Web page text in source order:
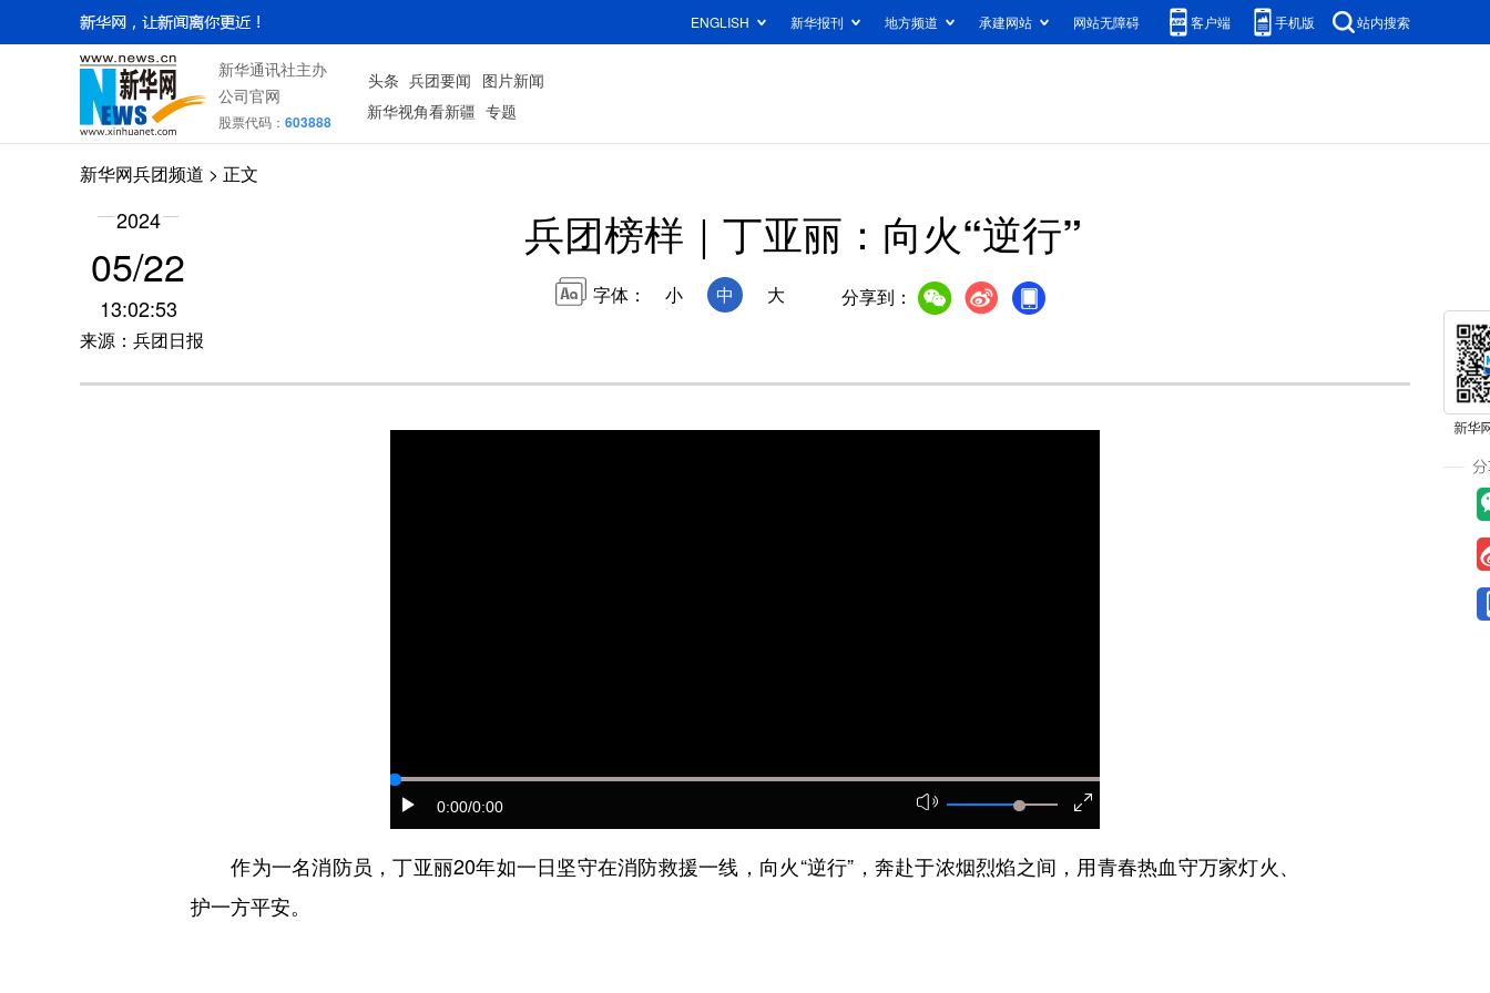
ENGLISH 新华报刊 地方频道 承建网站 网站无障碍 客户端 手机版 站内搜索
新华通讯社主办
公司官网
股票代码： 603888
头条 兵团要闻 图片新闻
新华视角看新疆 专题
新华网兵团频道 > 正文
2024
05/22
13:02:53
来源：兵团日报
兵团榜样｜丁亚丽：向火“逆行”
字体： 小 中 大 分享到：
0:00/0:00
作为一名消防员，丁亚丽20年如一日坚守在消防救援一线，向火“逆行”，奔赴于浓烟烈焰之间，用青春热血守万家灯火、
护一方平安。